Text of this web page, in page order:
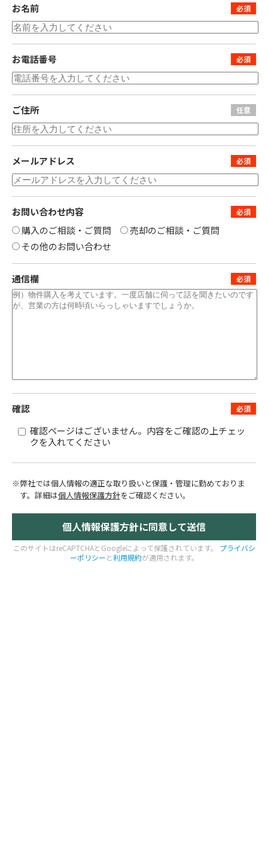
お名前
お電話番号
ご住所
メールアドレス
お問い合わせ内容
購入のご相談・ご質問
売却のご相談・ご質問
その他のお問い合わせ
通信欄
確認
確認ページはございません。内容をご確認の上チェッ
クを入れてください
※弊社では個人情報の適正な取り扱いと保護・管理に勤めておりま
す。 詳細は個人情報保護方針をご確認ください。
このサイトはreCAPTCHAとGoogleによって保護されています。
プライバシ
ーポリシーと利用規約が適用されます。